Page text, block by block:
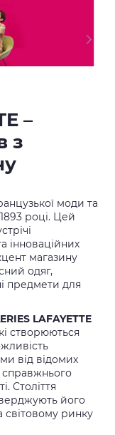
–
з
моди та
році. Цей
інноваційних
магазину
одяг,
предмети для
LAFAYETTE
створюються
від відомих
справжнього
Століття
його
світовому ринку